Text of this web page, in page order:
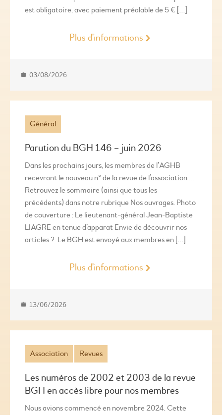
est obligatoire, avec paiement préalable de 5 € […]
Plus d'informations
03/08/2026
Général
Parution du BGH 146 – juin 2026
Dans les prochains jours, les membres de l’AGHB
recevront le nouveau n° de la revue de l’association …
Retrouvez le sommaire (ainsi que tous les
précédents) dans notre rubrique Nos ouvrages. Photo
de couverture : Le lieutenant-général Jean-Baptiste
LIAGRE en tenue d’apparat Envie de découvrir nos
articles ? Le BGH est envoyé aux membres en […]
Plus d'informations
13/06/2026
Association Revues
Les numéros de 2002 et 2003 de la revue
BGH en accès libre pour nos membres
Nous avions commencé en novembre 2024. Cette